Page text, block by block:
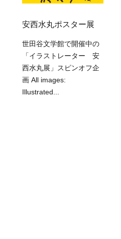
安西水丸ポスター展
世田谷文学館で開催中の
「イラストレーター 安
西水丸展」スピンオフ企
画 All images:
Illustrated...